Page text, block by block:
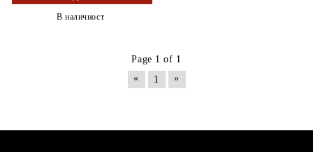
В наличност
Page 1 of 1
«
1 »